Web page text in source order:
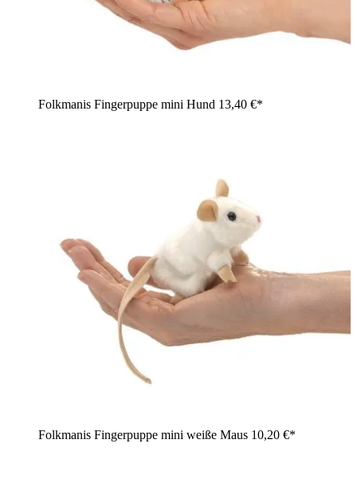
Folkmanis Fingerpuppe mini Hund 13,40 €*
Folkmanis Fingerpuppe mini weiße Maus 10,20 €*